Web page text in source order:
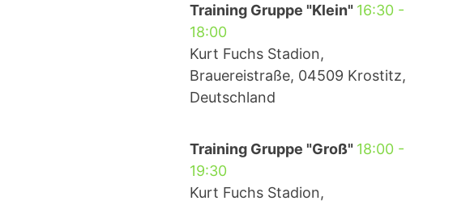
Training Gruppe "Klein" 16:30-
18:00
Kurt Fuchs Stadion,
Brauereistraße, 04509 Krostitz,
Deutschland
Training Gruppe "Groß" 18:00-
19:30
Kurt Fuchs Stadion,